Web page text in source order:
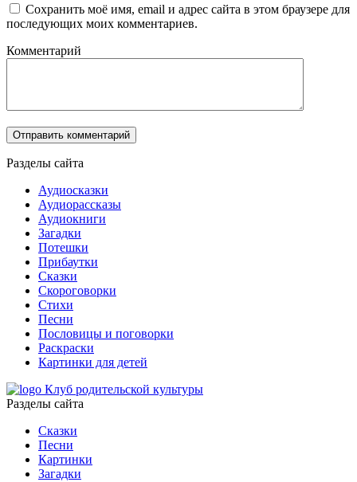
Сохранить моё имя, email и адрес сайта в этом браузере для
последующих моих комментариев.
Комментарий
Разделы сайта
Аудиосказки
Аудиорассказы
Аудиокниги
Загадки
Потешки
Прибаутки
Сказки
Скороговорки
Стихи
Песни
Пословицы и поговорки
Раскраски
Картинки для детей
Клуб родительской культуры
Разделы сайта
Сказки
Песни
Картинки
Загадки